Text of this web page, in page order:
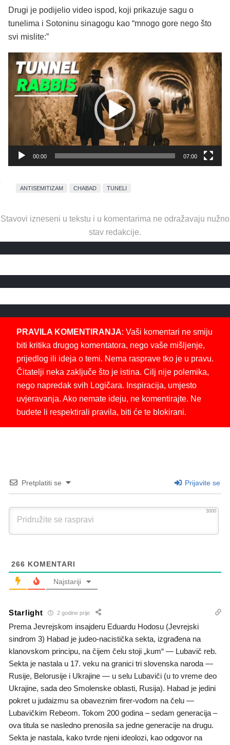
Drugi je podijelio video ispod, koji prikazuje sagu o
tunelima i Sotoninu sinagogu kao “mnogo gore nego što
svi mislite:”
Reproduktor
videozapisa
00:00 07:00
ANTISEMITIZAM CHABAD TUNELI
Stavovi izneseni u tekstu i u komentarima ne odražavaju nužno
stav redakcije.
PRAVILA KOMENTIRANJA: Vaši komentari ne smiju
biti kritika drugog komentatora, nego vaše mišljenje,
prijedlog ili ideja o temi. Nema rasprave tko je u pravu.
Čitatelji neka zaključe što je istina. Cilj nije polemika,
nego napredak svih Logičara. Inspiracija, umjesto
uvjeravanja. Ako nemate ideju, ne komentirajte. Ne
budete li respektirali pravila, biti će te blokirani.
Pretplatiti se Prijavite se
3000
266 KOMENTARI
Najstariji
Starlight 2 godine prije
Prema Jevrejskom insajderu Eduardu Hodosu (Jevrejski
sindrom 3) Habad je judeo-nacistička sekta, izgrađena na
klanovskom principu, na čijem čelu stoji „kum“ — Lubavič reb.
Sekta je nastala u 17. veku na granici tri slovenska naroda —
Rusije, Belorusije i Ukrajine — u selu Lubaviči (u to vreme deo
Ukrajine, sada deo Smolenske oblasti, Rusija). Habad je jedini
pokret u judaizmu sa obaveznim firer-vođom na čelu —
Lubavičkim Rebeom. Tokom 200 godina – sedam generacija –
ova titula se nasledno prenosila sa jedne generacije na drugu.
Sekta je nastala, kako tvrde njeni ideolozi, kao odgovor na